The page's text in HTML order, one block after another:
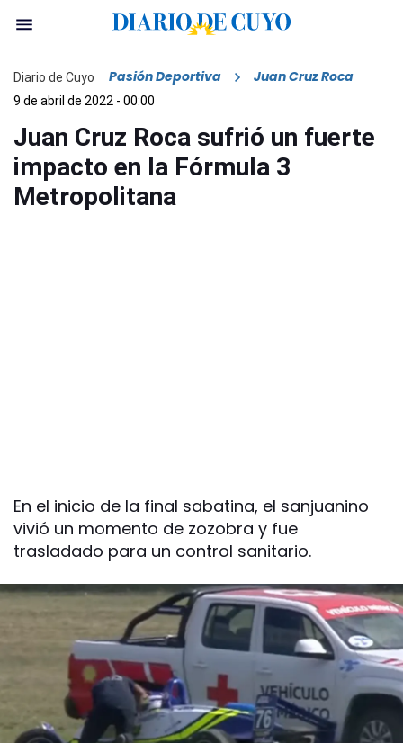
Diario de Cuyo Pasión Deportiva Juan Cruz Roca
9 de abril de 2022 - 00:00
Juan Cruz Roca sufrió un fuerte
impacto en la Fórmula 3
Metropolitana
En el inicio de la final sabatina, el sanjuanino
vivió un momento de zozobra y fue
trasladado para un control sanitario.